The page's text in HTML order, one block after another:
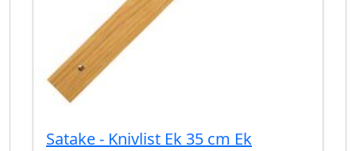
Satake - Knivlist Ek 35 cm Ek